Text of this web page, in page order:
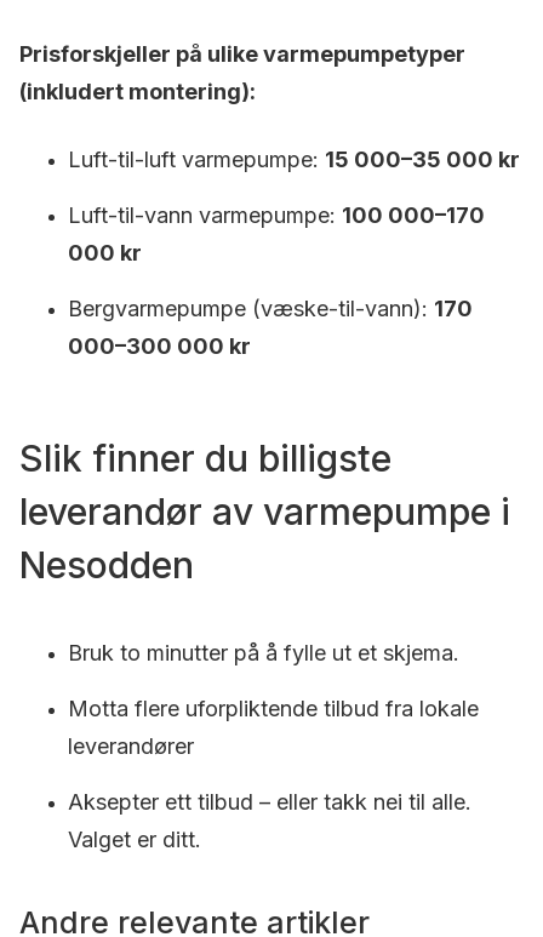
Prisforskjeller på ulike varmepumpetyper
(inkludert montering):
Luft-til-luft varmepumpe: 15 000–35 000 kr
Luft-til-vann varmepumpe: 100 000–170
000 kr
Bergvarmepumpe (væske-til-vann): 170
000–300 000 kr
Slik finner du billigste
leverandør av varmepumpe i
Nesodden
Bruk to minutter på å fylle ut et skjema.
Motta flere uforpliktende tilbud fra lokale
leverandører
Aksepter ett tilbud – eller takk nei til alle.
Valget er ditt.
Andre relevante artikler